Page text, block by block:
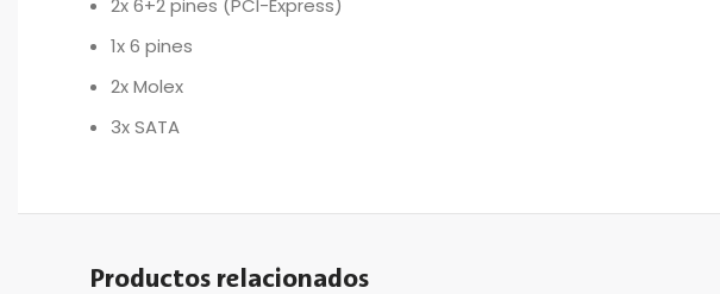
2x 6+2 pines (PCI-Express)
1x 6 pines
2x Molex
3x SATA
Productos relacionados